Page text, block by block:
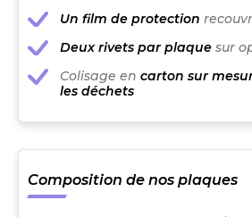
Un film de protection
Deux rivets par plaque sur
Colisage en carton sur
les déchets
Composition de nos plaques